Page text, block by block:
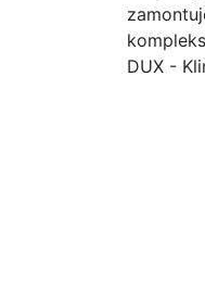
DUX -